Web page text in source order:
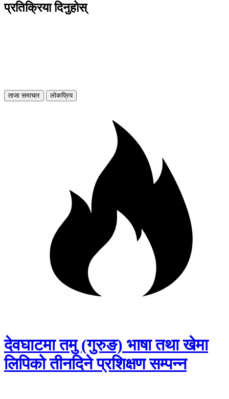
प्रतिक्रिया दिनुहोस्
ताजा समाचार लोकप्रिय
देवघाटमा तमु (गुरुङ) भाषा तथा खेमा
लिपिको तीनदिने प्रशिक्षण सम्पन्न